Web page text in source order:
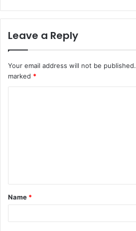
Leave a Reply
Your email address will not be published.
marked *
Name *